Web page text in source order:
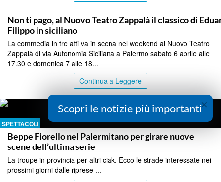
Non ti pago, al Nuovo Teatro Zappalà il classico di
Filippo in siciliano
La commedia in tre atti va in scena nel weekend al Nuovo Teatro
Zappalà di via Autonomia Siciliana a Palermo sabato 6 aprile alle
17.30 e domenica 7 alle 18...
Continua a Leggere
SPETTACOLI
Beppe Fiorello nel Palermitano per girare nuove
scene dell’ultima serie
La troupe in provincia per altri ciak. Ecco le strade interessate nei
prossimi giorni dalle riprese ...
×
Scopri le notizie più importanti